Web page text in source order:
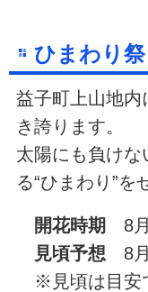
ひまわり祭
益子町上山地内
き誇ります。
太陽にも負け
る“ひまわり”を
開花時期 8
見頃予想 8
※見頃は目安